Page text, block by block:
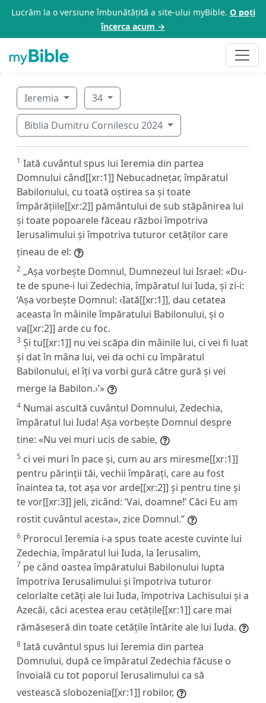
Lucrăm la o versiune îmbunătățită a site-ului myBible. O poți
încerca acum →
Ieremia 34
Biblia Dumitru Cornilescu 2024
1 Iată cuvântul spus lui Ieremia din partea
Domnului când[[xr:1]] Nebucadnețar, împăratul
Babilonului, cu toată oștirea sa și toate
împărățiile[[xr:2]] pământului de sub stăpânirea lui
și toate popoarele făceau război împotriva
Ierusalimului și împotriva tuturor cetăților care
țineau de el:
2 „Așa vorbește Domnul, Dumnezeul lui Israel: «Du-
te de spune-i lui Zedechia, împăratul lui Iuda, și zi-i:
‘Așa vorbește Domnul: ‹Iată[[xr:1]], dau cetatea
aceasta în mâinile împăratului Babilonului, și o
va[[xr:2]] arde cu foc.
3 Și tu[[xr:1]] nu vei scăpa din mâinile lui, ci vei fi luat
și dat în mâna lui, vei da ochi cu împăratul
Babilonului, el îți va vorbi gură către gură și vei
merge la Babilon.›’»
4 Numai ascultă cuvântul Domnului, Zedechia,
împăratul lui Iuda! Așa vorbește Domnul despre
tine: «Nu vei muri ucis de sabie,
5 ci vei muri în pace și, cum au ars miresme[[xr:1]]
pentru părinții tăi, vechii împărați, care au fost
înaintea ta, tot așa vor arde[[xr:2]] și pentru tine și
te vor[[xr:3]] jeli, zicând: ‘Vai, doamne!’ Căci Eu am
rostit cuvântul acesta», zice Domnul.”
6 Prorocul Ieremia i-a spus toate aceste cuvinte lui
Zedechia, împăratul lui Iuda, la Ierusalim,
7 pe când oastea împăratului Babilonului lupta
împotriva Ierusalimului și împotriva tuturor
celorlalte cetăți ale lui Iuda, împotriva Lachisului și a
Azecăi, căci acestea erau cetățile[[xr:1]] care mai
rămăseseră din toate cetățile întărite ale lui Iuda.
8 Iată cuvântul spus lui Ieremia din partea
Domnului, după ce împăratul Zedechia făcuse o
învoială cu tot poporul Ierusalimului ca să
vestească slobozenia[[xr:1]] robilor,